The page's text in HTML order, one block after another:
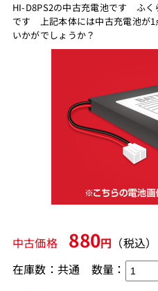
HI-D8PS2の中古充電池です ふく
です 上記本体には中古充電池が1
いかがでしょうか？
中古価格 880円 （税込）
在庫数：共通 数量：